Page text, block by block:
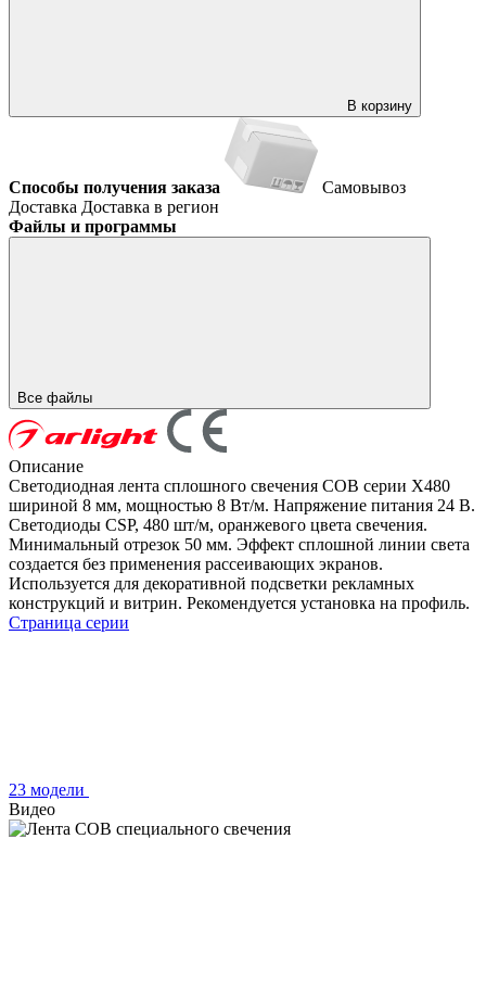
В корзину
Способы получения заказа
Самовывоз
Доставка Доставка в регион
Файлы и программы
Все файлы
Описание
Светодиодная лента сплошного свечения COB серии X480
шириной 8 мм, мощностью 8 Вт/м. Напряжение питания 24 В.
Светодиоды CSP, 480 шт/м, оранжевого цвета свечения.
Минимальный отрезок 50 мм. Эффект сплошной линии света
создается без применения рассеивающих экранов.
Используется для декоративной подсветки рекламных
конструкций и витрин. Рекомендуется установка на профиль.
Страница серии
23 модели
Видео